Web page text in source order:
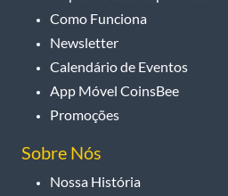
Como Funciona
Newsletter
Calendário de Eventos
App Móvel CoinsBee
Promoções
Sobre Nós
Nossa História